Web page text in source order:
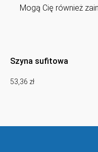
Mogą Cię również
Szyna sufitowa
53,36 zł